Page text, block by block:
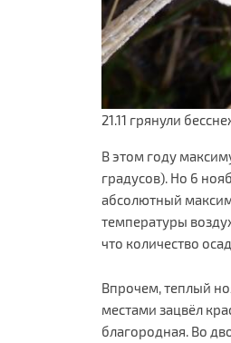
21.11 грянули
В этом году
градусов). Но 6
абсолютный
температуры
что количество
Впрочем, теплый
местами зацвёл
благородная. Во